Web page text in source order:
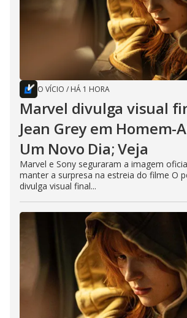
O VÍCIO / HÁ 1 HORA
Marvel divulga visual
Jean Grey em Homem-
Um Novo Dia; Veja
Marvel e Sony seguraram a imagem
manter a surpresa na estreia do filme O
divulga visual final...